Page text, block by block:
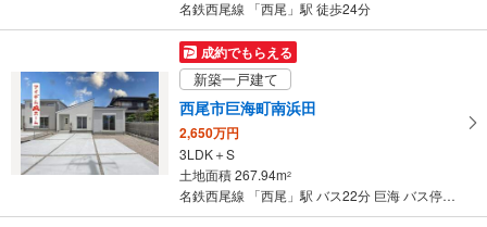
存
る
名鉄西尾線 「西尾」駅 徒歩24分
成約でもらえる
新築一戸建て
西尾市巨海町南浜田
2,650万円
3LDK＋S
土地面積 267.94m2
名鉄西尾線 「西尾」駅 バス22分 巨海 バス停下車 徒歩4分